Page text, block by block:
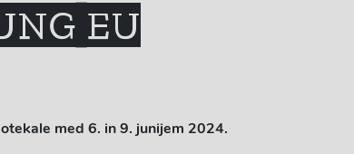
EU
med 6. in 9. junijem 2024.